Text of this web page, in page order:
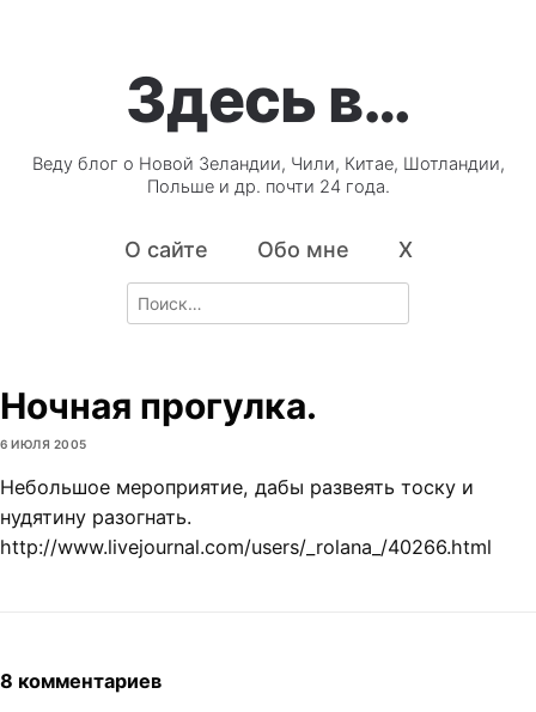
Здесь в…
Веду блог о Новой Зеландии, Чили, Китае, Шотландии,
Польше и др. почти 24 года.
О сайте Обо мне X
Search
for:
Ночная прогулка.
6 ИЮЛЯ 2005
Небольшое мероприятие, дабы развеять тоску и
нудятину разогнать.
http://www.livejournal.com/users/_rolana_/40266.html
8 комментариев